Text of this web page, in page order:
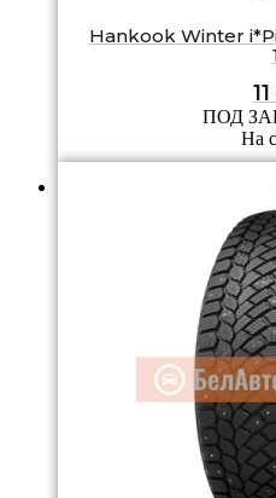
Hankook Winter
ПОД
На